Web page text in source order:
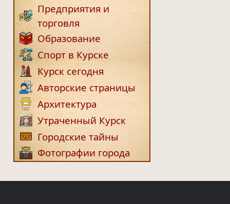
Предприятия и
торговля
Образование
Спорт в Курске
Курск сегодня
Авторские страницы
Архитектура
Утраченный Курск
Городские тайны
Фотографии города